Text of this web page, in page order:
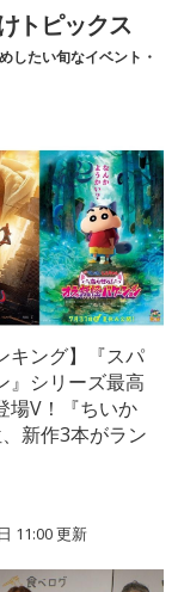
トピックス
したい旬なイベント・
キング】『スパ
』シリーズ最高
場V！『ちいか
新作3本がラン
11:00更新